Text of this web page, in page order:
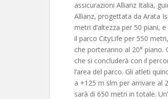
assicurazioni Allianz Italia,
Allianz, progettata da Arata
metri d’altezza per 50 piani,
il parco CityLife per 550
che porteranno al 20°
che si concluderà con il
l’area del parco. Gli atleti
a +125 m slm per arrivare al
sarà di 650 metri in totale.